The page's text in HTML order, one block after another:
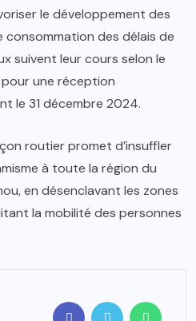
le développement des
consommation des délais de
suivent leur cours selon le
une réception
le 31 décembre 2024.
routier promet d’insuffler
à toute la région du
en désenclavant les zones
la mobilité des personnes